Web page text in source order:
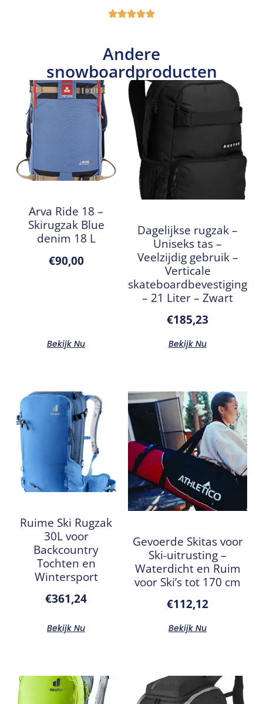
Andere
snowboardproducten
Arva Ride 18 –
Skirugzak Blue
denim 18 L
€90,00
Bekijk Nu
Dagelijkse rugzak –
Uniseks tas –
Veelzijdig gebruik –
Verticale
skateboardbevestiging
– 21 Liter – Zwart
€185,23
Bekijk Nu
Ruime Ski Rugzak
30L voor
Backcountry
Tochten en
Wintersport
€361,24
Bekijk Nu
Gevoerde Skitas voor
Ski-uitrusting –
Waterdicht en Ruim
voor Ski’s tot 170 cm
€112,12
Bekijk Nu